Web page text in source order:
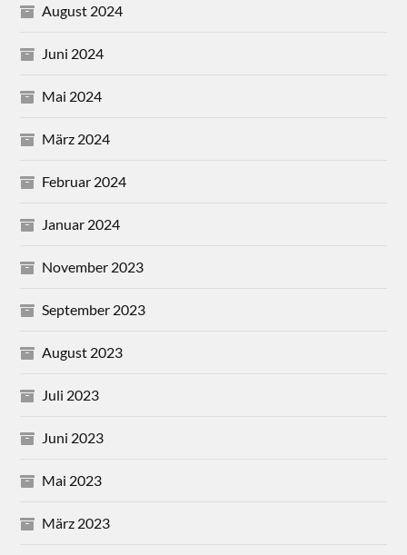
August 2024
Juni 2024
Mai 2024
März 2024
Februar 2024
Januar 2024
November 2023
September 2023
August 2023
Juli 2023
Juni 2023
Mai 2023
März 2023